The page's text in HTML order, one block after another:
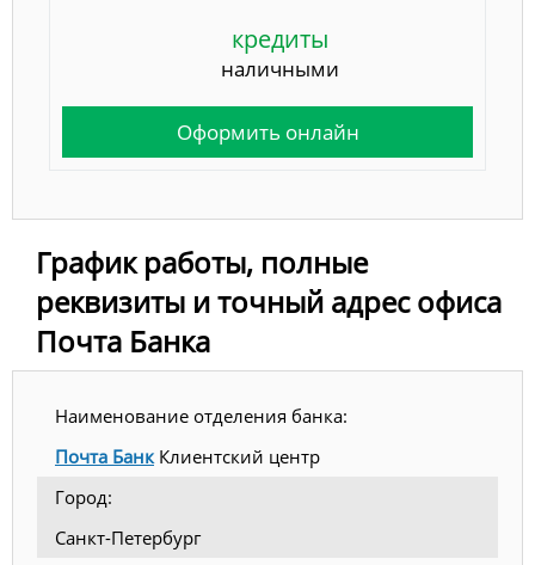
кредиты
наличными
Оформить онлайн
График работы, полные
реквизиты и точный адрес офиса
Почта Банка
Наименование отделения банка:
Почта БанкКлиентский центр
Город:
Санкт-Петербург